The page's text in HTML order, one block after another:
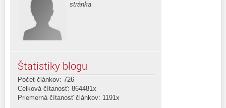
stránka
Štatistiky blogu
Počet článkov: 726
Celková čítanosť: 864481x
Priemerná čítanosť článkov: 1191x